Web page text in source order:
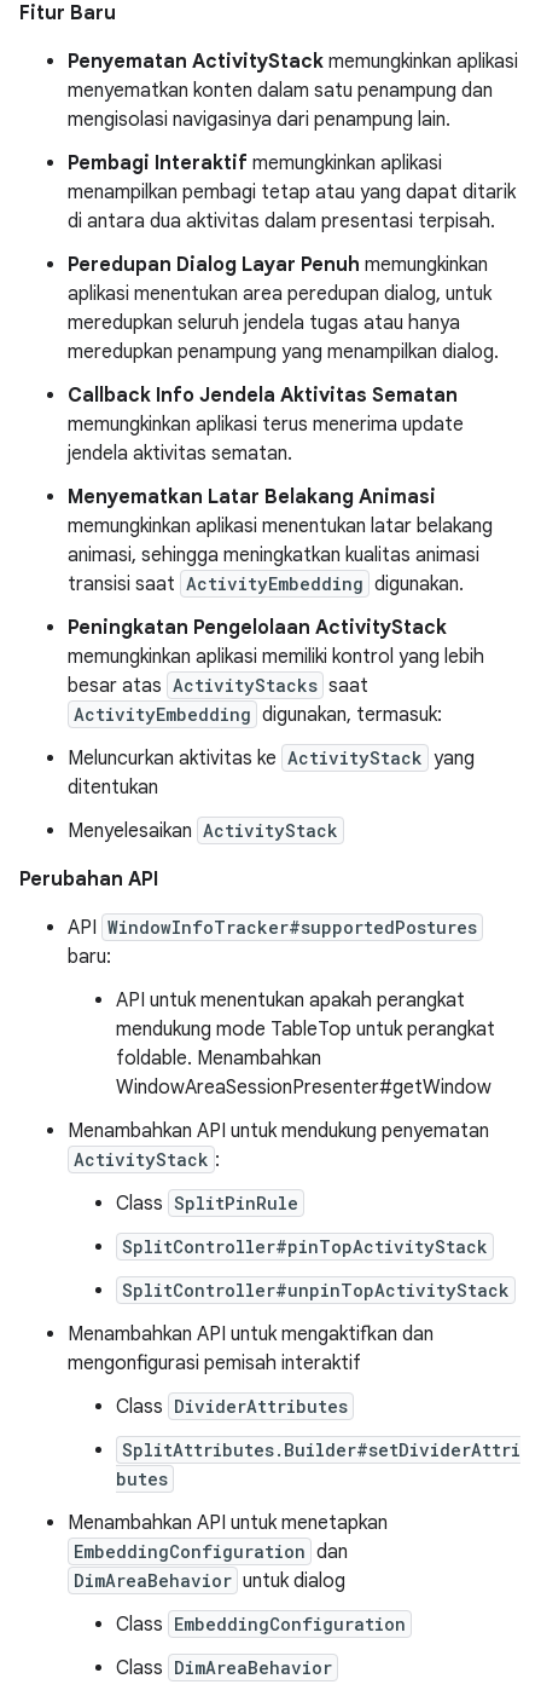
Fitur Baru
Penyematan ActivityStack memungkinkan aplikasi
menyematkan konten dalam satu penampung dan
mengisolasi navigasinya dari penampung lain.
Pembagi Interaktif memungkinkan aplikasi
menampilkan pembagi tetap atau yang dapat ditarik
di antara dua aktivitas dalam presentasi terpisah.
Peredupan Dialog Layar Penuh memungkinkan
aplikasi menentukan area peredupan dialog, untuk
meredupkan seluruh jendela tugas atau hanya
meredupkan penampung yang menampilkan dialog.
Callback Info Jendela Aktivitas Sematan
memungkinkan aplikasi terus menerima update
jendela aktivitas sematan.
Menyematkan Latar Belakang Animasi
memungkinkan aplikasi menentukan latar belakang
animasi, sehingga meningkatkan kualitas animasi
transisi saat ActivityEmbedding digunakan.
Peningkatan Pengelolaan ActivityStack
memungkinkan aplikasi memiliki kontrol yang lebih
besar atas ActivityStacks saat
ActivityEmbedding digunakan, termasuk:
Meluncurkan aktivitas ke ActivityStack yang
ditentukan
Menyelesaikan ActivityStack
Perubahan API
API WindowInfoTracker#supportedPostures
baru:
API untuk menentukan apakah perangkat
mendukung mode TableTop untuk perangkat
foldable. Menambahkan
WindowAreaSessionPresenter#getWindow
Menambahkan API untuk mendukung penyematan
ActivityStack :
Class SplitPinRule
SplitController#pinTopActivityStack
SplitController#unpinTopActivityStack
Menambahkan API untuk mengaktifkan dan
mengonfigurasi pemisah interaktif
Class DividerAttributes
SplitAttributes.Builder#setDividerAttri
butes
Menambahkan API untuk menetapkan
EmbeddingConfiguration dan
DimAreaBehavior untuk dialog
Class EmbeddingConfiguration
Class DimAreaBehavior